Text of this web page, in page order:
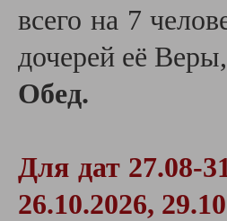
всего на 7
дочерей её
Обед.
Для дат 27.08-
26.10.2026,